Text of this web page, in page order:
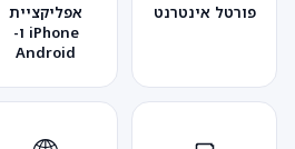
פורטל אינטרנט
אפליקציית
iPhone ו-
Android